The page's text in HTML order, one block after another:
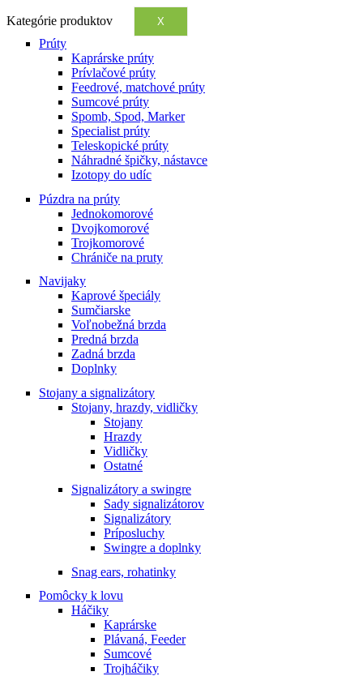
Kategórie produktov X
Prúty
Kaprárske prúty
Prívlačové prúty
Feedrové, matchové prúty
Sumcové prúty
Spomb, Spod, Marker
Specialist prúty
Teleskopické prúty
Náhradné špičky, nástavce
Izotopy do udíc
Púzdra na prúty
Jednokomorové
Dvojkomorové
Trojkomorové
Chrániče na pruty
Navijaky
Kaprové špeciály
Sumčiarske
Voľnobežná brzda
Predná brzda
Zadná brzda
Doplnky
Stojany a signalizátory
Stojany, hrazdy, vidličky
Stojany
Hrazdy
Vidličky
Ostatné
Signalizátory a swingre
Sady signalizátorov
Signalizátory
Príposluchy
Swingre a doplnky
Snag ears, rohatinky
Pomôcky k lovu
Háčiky
Kaprárske
Plávaná, Feeder
Sumcové
Trojháčiky